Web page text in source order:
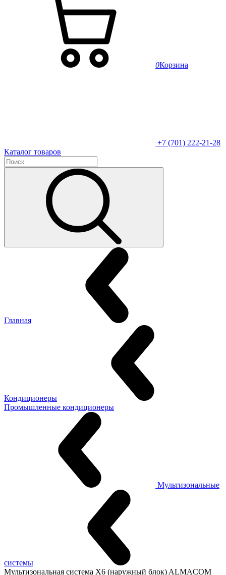
0Корзина
+7 (701) 222-21-28
Каталог товаров
Главная
Кондиционеры
Промышленные кондиционеры
Мультизональные
системы
Мультизональная система X6 (наружный блок) ALMACOM